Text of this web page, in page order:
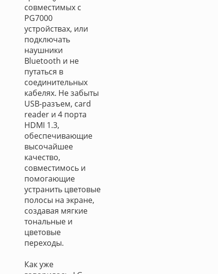
совместимых с
PG7000
устройствах, или
подключать
наушники
Bluetooth и не
путаться в
соединительных
кабелях. Не забыты
USB-разъем, card
reader и 4 порта
HDMI 1.3,
обеспечивающие
высочайшее
качество,
совместимось и
помогающие
устранить цветовые
полосы на экране,
создавая мягкие
тональные и
цветовые
переходы.
Как уже